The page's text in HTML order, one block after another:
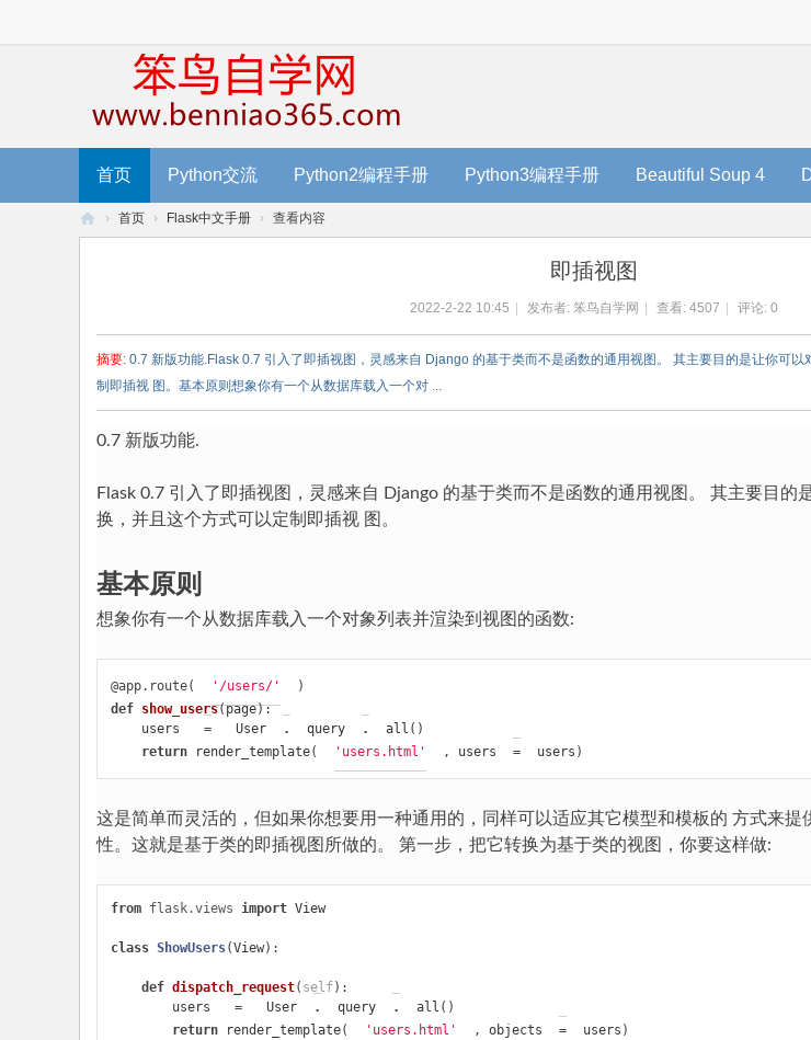
首页 Python交流 Python2编程手册 Python3编程手册 Beautiful Soup 4
› 首页 › Flask中文手册 › 查看内容
即插视图
2022-2-22 10:45 发布者: 笨鸟自学网 查看: 4507 评论: 0
摘要: 0.7 新版功能.Flask 0.7 引入了即插视图，灵感来自 Django 的基于类而不是函数的通用视图。 其主要目的是让你可
制即插视 图。基本原则想象你有一个从数据库载入一个对 ...
0.7 新版功能.
Flask 0.7 引入了即插视图，灵感来自 Django 的基于类而不是函数的通用视图。 其主要目的
换，并且这个方式可以定制即插视 图。
基本原则
想象你有一个从数据库载入一个对象列表并渲染到视图的函数:
@app.route( '/users/'
)
def show_users(page):
users
= User . query . all ()
return
render_template( 'users.html' , users = users )
这是简单而灵活的，但如果你想要用一种通用的，同样可以适应其它模型和模板的 方式来
性。这就是基于类的即插视图所做的。 第一步，把它转换为基于类的视图，你要这样做:
from flask.views import View
class ShowUsers(View):
def dispatch_request( self):
users
= User . query . all ()
return
render_template( 'users.html' , objects = users )